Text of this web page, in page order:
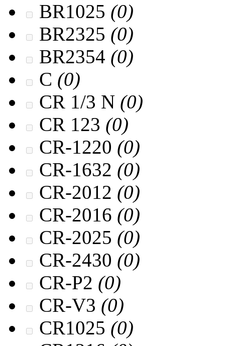
BR1025 (0)
BR2325 (0)
BR2354 (0)
C (0)
CR 1/3 N (0)
CR 123 (0)
CR-1220 (0)
CR-1632 (0)
CR-2012 (0)
CR-2016 (0)
CR-2025 (0)
CR-2430 (0)
CR-P2 (0)
CR-V3 (0)
CR1025 (0)